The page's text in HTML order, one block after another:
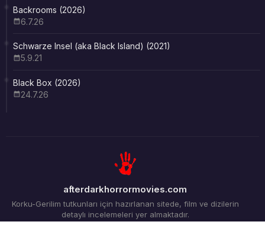
Backrooms (2026)
6.7.26
Schwarze Insel (aka Black Island) (2021)
5.9.21
Black Box (2026)
24.7.26
afterdarkhorrormovies.com
Korku-Gerilim tutkunları için hazırlanan sitede, film ve dizilerin
detaylı incelemeleri yer almaktadır.